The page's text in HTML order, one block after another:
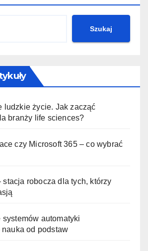
Szukaj
ludzkie życie. Jak zacząć
branży life sciences?
czy Microsoft 365 – co wybrać
stacja robocza dla tych, którzy
systemów automatyki
nauka od podstaw